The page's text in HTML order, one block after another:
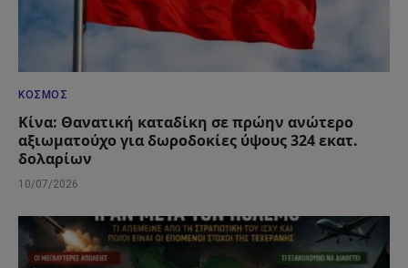
ΚΌΣΜΟΣ
Κίνα: Θανατική καταδίκη σε πρώην ανώτερο
αξιωματούχο για δωροδοκίες ύψους 324 εκατ.
δολαρίων
10/07/2026